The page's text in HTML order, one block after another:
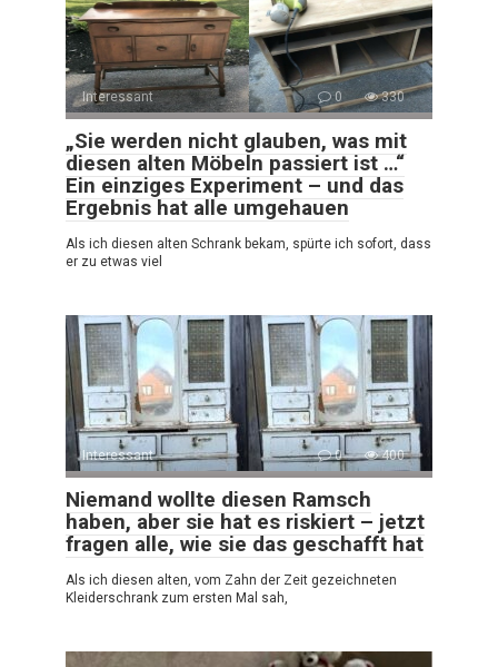
Interessant 0 330
„Sie werden nicht glauben, was mit
diesen alten Möbeln passiert ist …“
Ein einziges Experiment – und das
Ergebnis hat alle umgehauen
Als ich diesen alten Schrank bekam, spürte ich sofort, dass
er zu etwas viel
Interessant 0 400
Niemand wollte diesen Ramsch
haben, aber sie hat es riskiert – jetzt
fragen alle, wie sie das geschafft hat
Als ich diesen alten, vom Zahn der Zeit gezeichneten
Kleiderschrank zum ersten Mal sah,